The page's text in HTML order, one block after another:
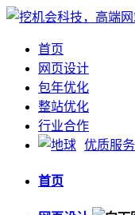
首页
网页设计
包年优化
整站优化
行业合作
优质服务
首页